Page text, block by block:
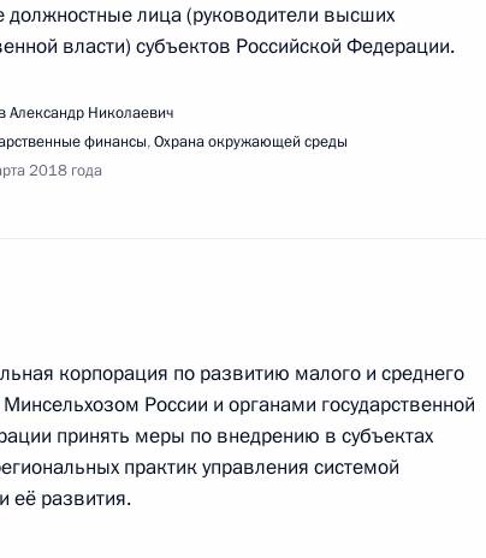
исполнения поручений Президента
доступности, развития малой авиации
лица (руководители высших
власти) субъектов Российской Федерации.
Александр Николаевич
финансы,Охрана окружающей среды
2018 года
корпорация по развитию малого и среднего
России и органами государственной
принять меры по внедрению в субъектах
практик управления системой
её развития.